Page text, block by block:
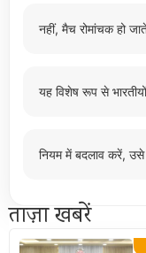
नहीं, मैच रोमांचक हो
यह विशेष रूप से
नियम में बदलाव करें, उसे
ताज़ा खबरें